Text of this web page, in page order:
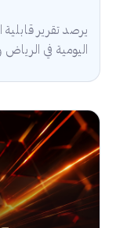
اليومية في